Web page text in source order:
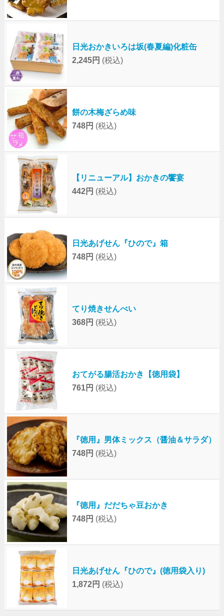
日光おかきいろは坂(春夏編)化粧缶
2,245円 (税込)
餅の木梅ざらめ味
748円 (税込)
【リニューアル】おかきの饗宴
442円 (税込)
日光あげせん『ひので』箱
748円 (税込)
てり焼きせんべい
368円 (税込)
おてがる腸活おかき【徳用袋】
761円 (税込)
『徳用』男体ミックス（醤油＆サラダ）
748円 (税込)
『徳用』だだちゃ豆おかき
748円 (税込)
日光あげせん『ひので』(徳用袋入り)
1,872円 (税込)